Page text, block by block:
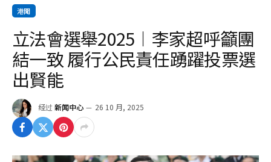
港聞
立法會選舉2025︱李家超呼籲團
結一致 履行公民責任踴躍投票選
出賢能
经过 新闻中心 26 10 月, 2025